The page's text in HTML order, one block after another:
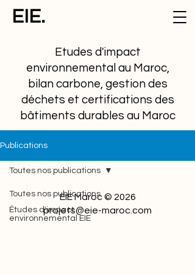
EIE.
Etudes d'impact
environnemental au Maroc,
bilan carbone, gestion des
déchets et certifications des
bâtiments durables au Maroc
Publications
Toutes nos publications
Études d'impact
environnemental EIE
Toutes nos publications
EIE Maroc © 2026
projets@eie-maroc.com